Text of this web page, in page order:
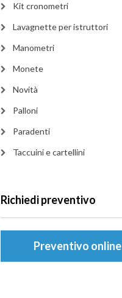
Kit cronometri
Lavagnette per istruttori
Manometri
Monete
Novità
Palloni
Paradenti
Taccuini e cartellini
Richiedi preventivo
Preventivo online